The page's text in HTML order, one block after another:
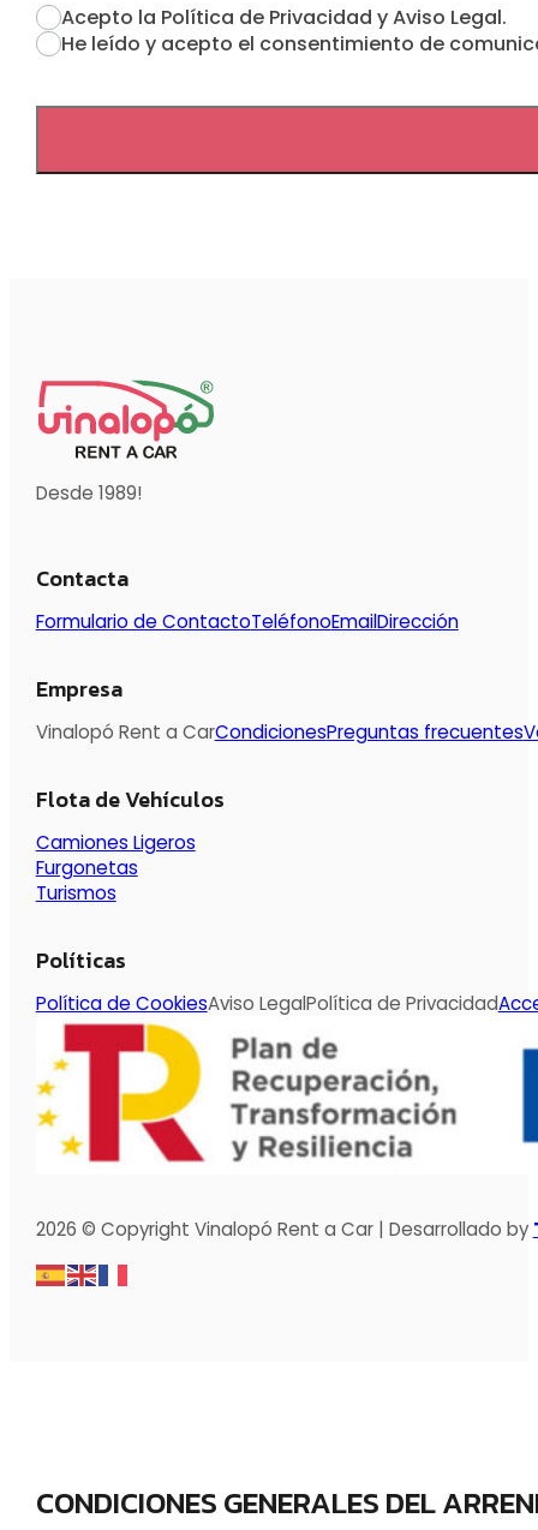
Acepto la Política de Privacidad y Aviso Legal.
He leído y acepto el consentimiento de
Desde 1989!
Contacta
Formulario de ContactoTeléfonoEmailDirección
Empresa
Vinalopó Rent a CarCondicionesPreguntas frecuentes
Flota de Vehículos
Camiones Ligeros
Furgonetas
Turismos
Políticas
Política de CookiesAviso LegalPolítica de Privacidad
2026 © Copyright Vinalopó Rent a Car | Desarrollado by
CONDICIONES GENERALES DEL